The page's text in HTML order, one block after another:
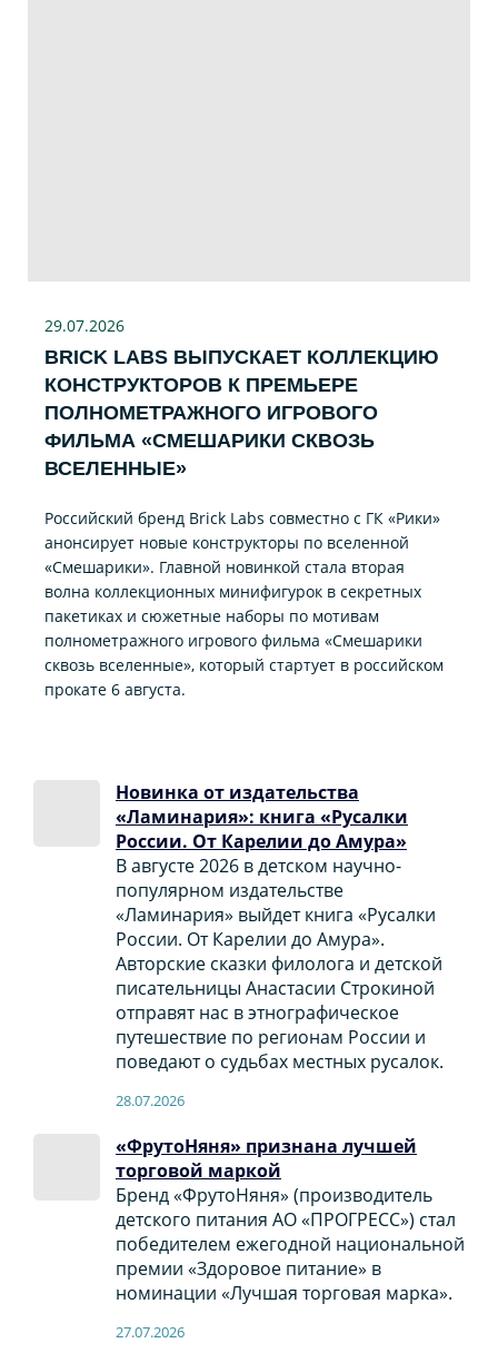
29.07.2026
BRICK LABS ВЫПУСКАЕТ КОЛЛЕКЦИЮ
КОНСТРУКТОРОВ К ПРЕМЬЕРЕ
ПОЛНОМЕТРАЖНОГО ИГРОВОГО
ФИЛЬМА «CМЕШАРИКИ СКВОЗЬ
ВСЕЛЕННЫЕ»
Российский бренд Brick Labs совместно с ГК «Рики»
анонсирует новые конструкторы по вселенной
«Смешарики». Главной новинкой стала вторая
волна коллекционных минифигурок в секретных
пакетиках и сюжетные наборы по мотивам
полнометражного игрового фильма «Смешарики
сквозь вселенные», который стартует в российском
прокате 6 августа.
Новинка от издательства
«Ламинария»: книга «Русалки
России. От Карелии до Амура»
В августе 2026 в детском научно-
популярном издательстве
«Ламинария» выйдет книга «Русалки
России. От Карелии до Амура».
Авторские сказки филолога и детской
писательницы Анастасии Строкиной
отправят нас в этнографическое
путешествие по регионам России и
поведают о судьбах местных русалок.
28.07.2026
«ФрутоНяня» признана лучшей
торговой маркой
Бренд «ФрутоНяня» (производитель
детского питания АО «ПРОГРЕСС») стал
победителем ежегодной национальной
премии «Здоровое питание» в
номинации «Лучшая торговая марка».
27.07.2026